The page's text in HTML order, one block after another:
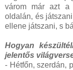
várom már azt a
oldalán, és
ellene játszani, s
Hogyan
jelentős
- Hétfőn, szerdán,